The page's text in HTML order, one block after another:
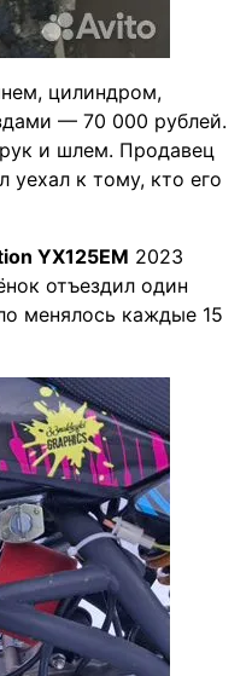
цилиндром,
— 70 000 рублей.
и шлем. Продавец
уехал к тому, кто его
YX125EM 2023
отъездил один
менялось каждые 15